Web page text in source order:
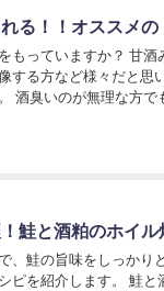
る！！オススメの
もっていますか？ 甘
する方など様々だと思
酒臭いのが無理な方で
鮭と酒粕のホイル
、鮭の旨味をしっかり
ピを紹介します。 鮭と